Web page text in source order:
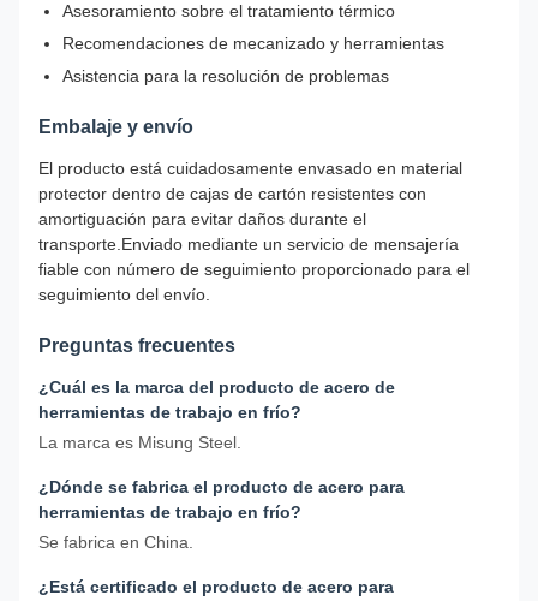
Asesoramiento sobre el tratamiento térmico
Recomendaciones de mecanizado y herramientas
Asistencia para la resolución de problemas
Embalaje y envío
El producto está cuidadosamente envasado en material
protector dentro de cajas de cartón resistentes con
amortiguación para evitar daños durante el
transporte.Enviado mediante un servicio de mensajería
fiable con número de seguimiento proporcionado para el
seguimiento del envío.
Preguntas frecuentes
¿Cuál es la marca del producto de acero de
herramientas de trabajo en frío?
La marca es Misung Steel.
¿Dónde se fabrica el producto de acero para
herramientas de trabajo en frío?
Se fabrica en China.
¿Está certificado el producto de acero para